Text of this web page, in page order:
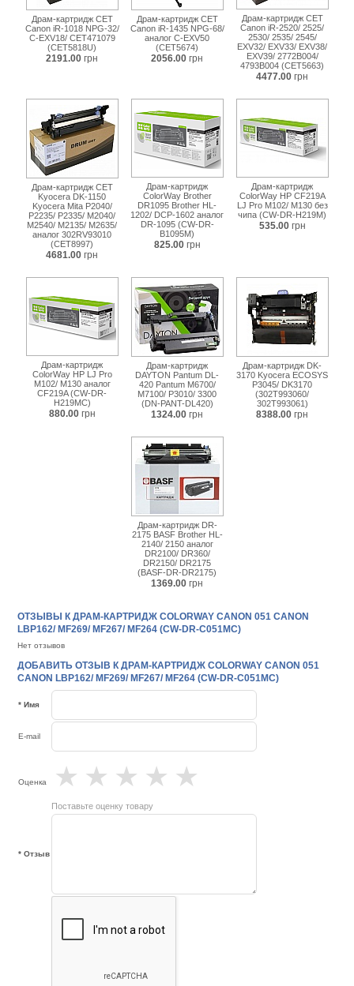
Драм-картридж CET
Canon iR-1018 NPG-32/
C-EXV18/ CET471079
(CET5818U)
2191.00 грн
Драм-картридж CET
Canon iR-1435 NPG-68/
аналог C-EXV50
(CET5674)
2056.00 грн
Драм-картридж CET
Canon iR-2520/ 2525/
2530/ 2535/ 2545/
EXV32/ EXV33/ EXV38/
EXV39/ 2772B004/
4793B004 (CET5663)
4477.00 грн
Драм-картридж CET
Kyocera DK-1150
Kyocera Mita P2040/
P2235/ P2335/ M2040/
M2540/ M2135/ M2635/
аналог 302RV93010
(CET8997)
4681.00 грн
Драм-картридж
ColorWay Brother
DR1095 Brother HL-
1202/ DCP-1602 аналог
DR-1095 (CW-DR-
B1095M)
825.00 грн
Драм-картридж
ColorWay HP CF219A
LJ Pro M102/ M130 без
чипа (CW-DR-H219M)
535.00 грн
Драм-картридж
ColorWay HP LJ Pro
M102/ M130 аналог
CF219A (CW-DR-
H219MC)
880.00 грн
Драм-картридж
DAYTON Pantum DL-
420 Pantum M6700/
M7100/ P3010/ 3300
(DN-PANT-DL420)
1324.00 грн
Драм-картридж DK-
3170 Kyocera ECOSYS
P3045/ DK3170
(302T993060/
302T993061)
8388.00 грн
Драм-картридж DR-
2175 BASF Brother HL-
2140/ 2150 аналог
DR2100/ DR360/
DR2150/ DR2175
(BASF-DR-DR2175)
1369.00 грн
ОТЗЫВЫ К ДРАМ-КАРТРИДЖ COLORWAY CANON 051 CANON
LBP162/ MF269/ MF267/ MF264 (CW-DR-C051MC)
Нет отзывов
ДОБАВИТЬ ОТЗЫВ К ДРАМ-КАРТРИДЖ COLORWAY CANON 051
CANON LBP162/ MF269/ MF267/ MF264 (CW-DR-C051MC)
* Имя
E-mail
Оценка ★
★
★
★
★
Поставьте оценку товару
* Отзыв